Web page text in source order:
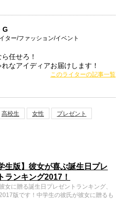
G
ター/ファッション/イベント
任せろ！
れなアイディアお届けします！
このライターの記事一覧
高校生 女性 プレゼント
生版】彼女が喜ぶ誕生日プレ
ランキング2017！
女に贈る誕生日プレゼントランキング、
版です！中学生の彼氏が彼女に贈るも